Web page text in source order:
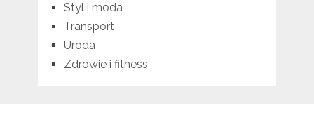
Styl i moda
Transport
Uroda
Zdrowie i fitness